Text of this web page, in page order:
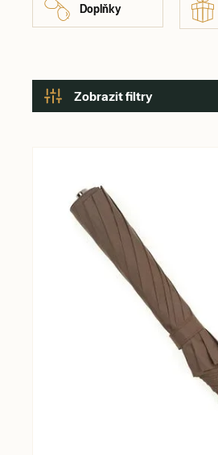
Doplňky
Zobrazit filtry